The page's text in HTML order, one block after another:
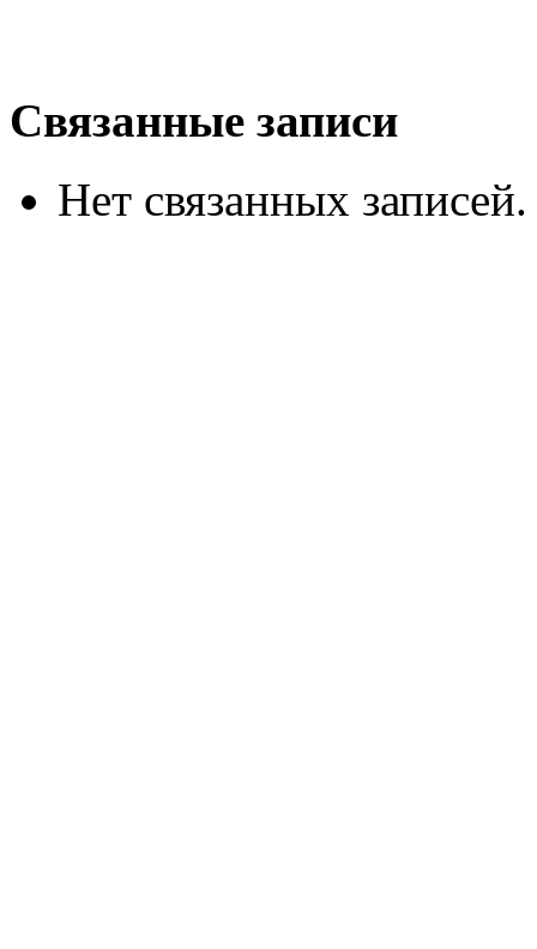
Связанные записи
Нет связанных записей.